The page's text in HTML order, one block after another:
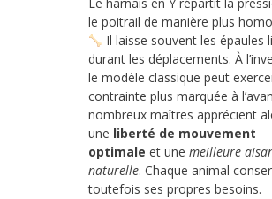
Le harnais en Y répartit la
le poitrail de manière plus
Il laisse souvent les épaules
durant les déplacements. À
le modèle classique peut
contrainte plus marquée à
nombreux maîtres apprécient
une liberté de mouvement
optimale et une meilleure
naturelle. Chaque animal
toutefois ses propres besoins.